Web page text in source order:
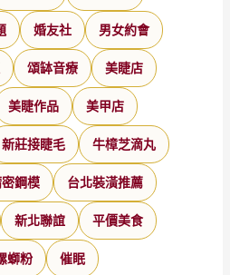
婚友社 男女約會
頌缽音療 美睫店
美睫作品 美甲店
新莊接睫毛 牛樟芝滴丸
鋼模 台北裝潢推薦
新北聯誼 平價美食
螄粉 催眠